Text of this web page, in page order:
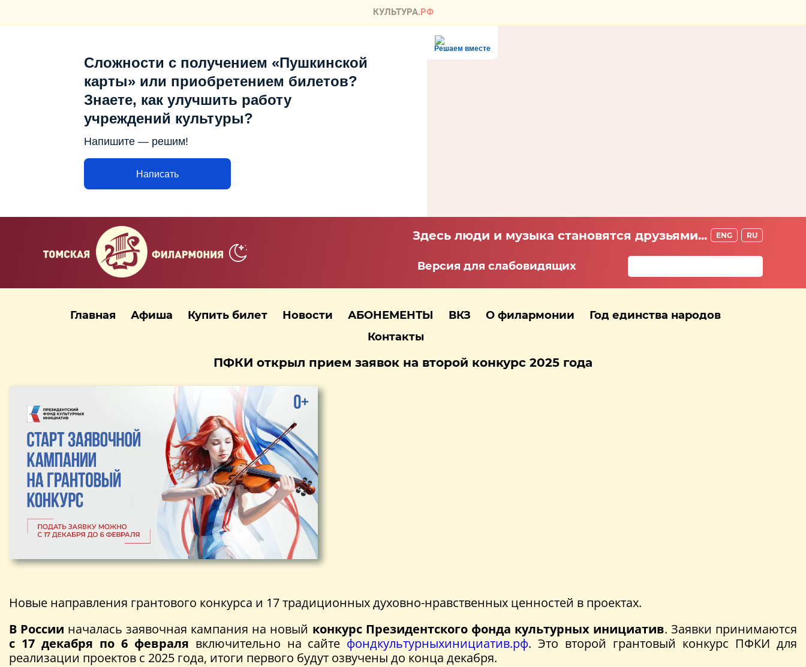
Решаем вместе
Сложности с получением «Пушкинской
карты» или приобретением билетов?
Знаете, как улучшить работу
учреждений культуры?
Напишите — решим!
Написать
Здесь люди и музыка становятся друзьями... ENG RU
Версия для слабовидящих
Главная Афиша Купить билет Новости АБОНЕМЕНТЫ ВКЗ О филармонии
Год единства народов
Контакты
ПФКИ открыл прием заявок на второй конкурс 2025 года
Новые направления грантового конкурса и 17 традиционных духовно-нравственных ценностей в проектах.
В России началась заявочная кампания на новый конкурс Президентского фонда культурных инициатив. Заявки принимаются
с 17 декабря по 6 февраля включительно на сайте фондкультурныхинициатив.рф. Это второй грантовый конкурс ПФКИ для
реализации проектов с 2025 года, итоги первого будут озвучены до конца декабря.